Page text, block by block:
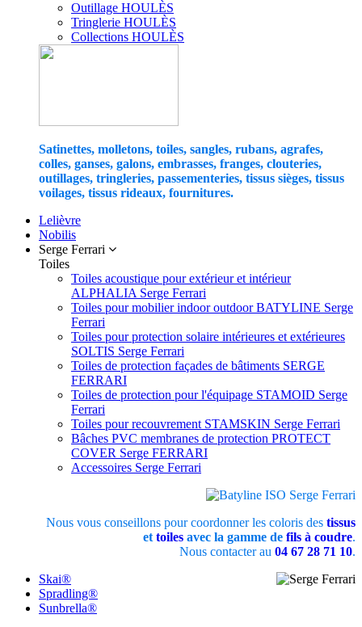
Outillage HOULÈS
Tringlerie HOULÈS
Collections HOULÈS
Satinettes, molletons, toiles, sangles, rubans, agrafes,
colles, ganses, galons, embrasses, franges, clouteries,
outillages, tringleries, passementeries, tissus sièges, tissus
voilages, tissus rideaux, fournitures.
Lelièvre
Nobilis
Serge Ferrari
Toiles
Toiles acoustique pour extérieur et intérieur
ALPHALIA Serge Ferrari
Toiles pour mobilier indoor outdoor BATYLINE Serge
Ferrari
Toiles pour protection solaire intérieures et extérieures
SOLTIS Serge Ferrari
Toiles de protection façades de bâtiments SERGE
FERRARI
Toiles de protection pour l'équipage STAMOID Serge
Ferrari
Toiles pour recouvrement STAMSKIN Serge Ferrari
Bâches PVC membranes de protection PROTECT
COVER Serge FERRARI
Accessoires Serge Ferrari
Nous vous conseillons pour coordonner les coloris des tissus
et toiles avec la gamme de fils à coudre.
Nous contacter au 04 67 28 71 10.
Skai®
Spradling®
Sunbrella®